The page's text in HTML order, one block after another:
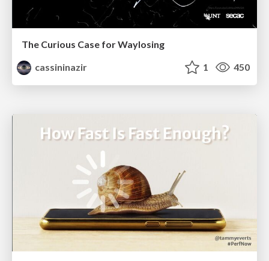
The Curious Case for Waylosing
cassininazir
1 450